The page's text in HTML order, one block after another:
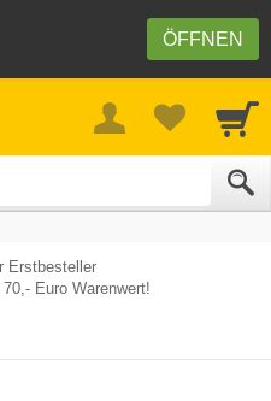
ÖFFNEN
Erstbesteller
Euro Warenwert!